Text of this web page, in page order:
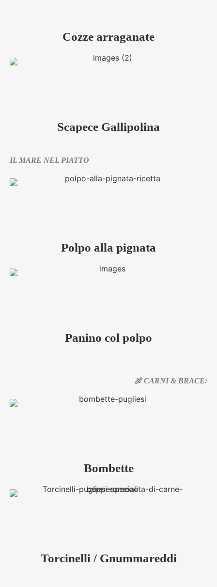
Cozze arraganate
Scapece Gallipolina
IL MARE NEL PIATTO
Polpo alla pignata
Panino col polpo
🍖 CARNI & BRACE:
Bombette
Torcinelli / Gnummareddi